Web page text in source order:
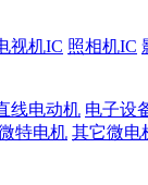
视机IC 照相机IC
线电动机 电子设
特电机 其它微电